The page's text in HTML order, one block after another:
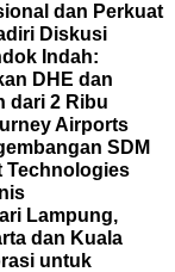
dan Perkuat
Diskusi
Indah:
DHE dan
dari 2 Ribu
Airports
SDM
Technologies
Lampung,
dan Kuala
untuk